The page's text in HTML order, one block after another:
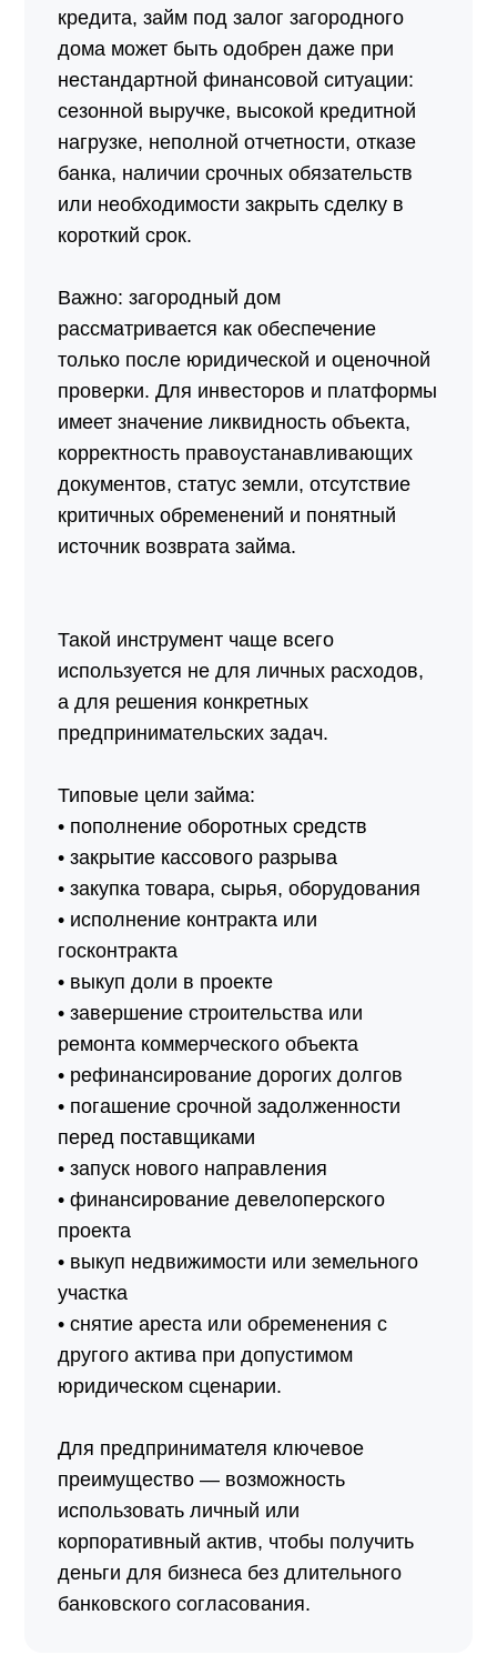
кредита, займ под залог загородного
дома может быть одобрен даже при
нестандартной финансовой ситуации:
сезонной выручке, высокой кредитной
нагрузке, неполной отчетности, отказе
банка, наличии срочных обязательств
или необходимости закрыть сделку в
короткий срок.
Важно: загородный дом
рассматривается как обеспечение
только после юридической и оценочной
проверки. Для инвесторов и платформы
имеет значение ликвидность объекта,
корректность правоустанавливающих
документов, статус земли, отсутствие
критичных обременений и понятный
источник возврата займа.
Такой инструмент чаще всего
используется не для личных расходов,
а для решения конкретных
предпринимательских задач.
Типовые цели займа:
• пополнение оборотных средств
• закрытие кассового разрыва
• закупка товара, сырья, оборудования
• исполнение контракта или
госконтракта
• выкуп доли в проекте
• завершение строительства или
ремонта коммерческого объекта
• рефинансирование дорогих долгов
• погашение срочной задолженности
перед поставщиками
• запуск нового направления
• финансирование девелоперского
проекта
• выкуп недвижимости или земельного
участка
• снятие ареста или обременения с
другого актива при допустимом
юридическом сценарии.
Для предпринимателя ключевое
преимущество — возможность
использовать личный или
корпоративный актив, чтобы получить
деньги для бизнеса без длительного
банковского согласования.